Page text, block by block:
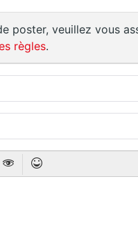
poster, veuillez vous
règles.